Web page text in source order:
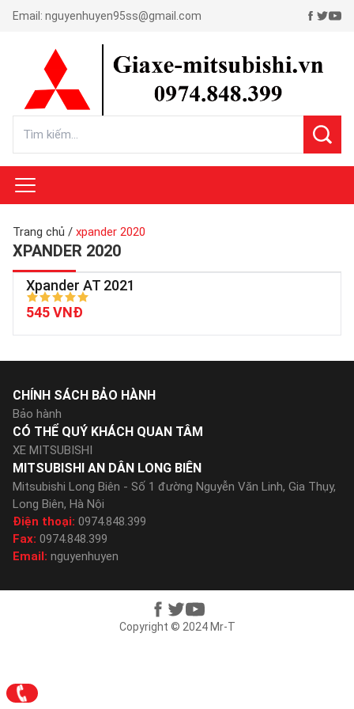
Email: nguyenhuyen95ss@gmail.com
Trang chủ / xpander 2020
XPANDER 2020
Xpander AT 2021
545 VNĐ
MITSUBISHI AN DÂN LONG BIÊN
Mitsubishi Long Biên - Số 1 đường Nguyễn Văn Linh, Gia Thụy,
Long Biên, Hà Nội
Điện thoại: 0974.848.399
Fax: 0974.848.399
Email: nguyenhuyen
CHÍNH SÁCH BẢO HÀNH
Bảo hành
CÓ THỂ QUÝ KHÁCH QUAN TÂM
XE MITSUBISHI
Copyright © 2024 Mr-T